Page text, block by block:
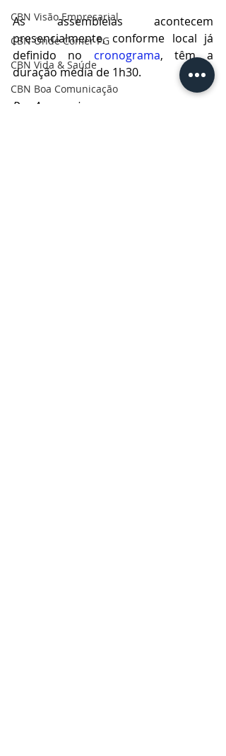
CBN Visão Empresarial
CBN Onde Comer PG
CBN Vida & Saúde
CBN Boa Comunicação
As assembleias acontecem
presencialmente, conforme local já
definido no cronograma, têm a
duração média de 1h30.
Das Assessorias